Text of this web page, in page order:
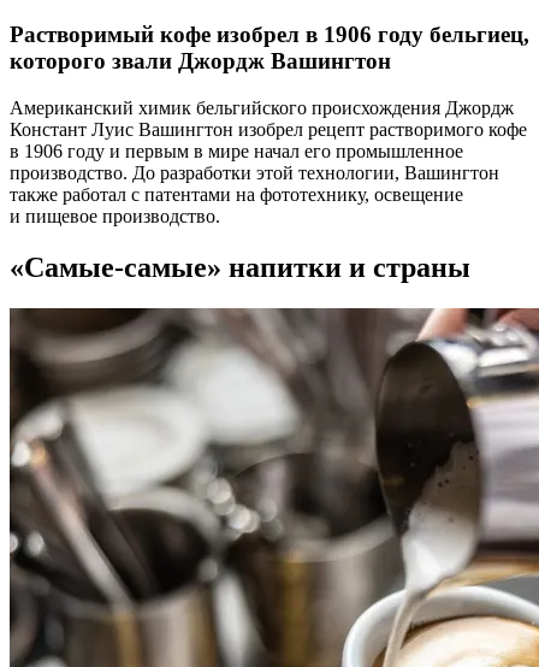
Растворимый кофе изобрел в 1906 году бельгиец,
которого звали Джордж Вашингтон
Американский химик бельгийского происхождения Джордж
Констант Луис Вашингтон изобрел рецепт растворимого кофе
в 1906 году и первым в мире начал его промышленное
производство. До разработки этой технологии, Вашингтон
также работал с патентами на фототехнику, освещение
и пищевое производство.
«Самые-самые» напитки и страны